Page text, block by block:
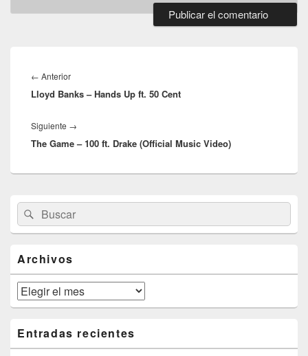
de
entradas
← AnteriorEntrada
anterior:
Lloyd Banks – Hands Up ft. 50 Cent
Siguiente →
siguiente:
The Game – 100 ft. Drake (Official Music Video)
área
de
widget
lateral
primaria
Buscar
por:
Buscar
Archivos
Archivos
Entradas recientes